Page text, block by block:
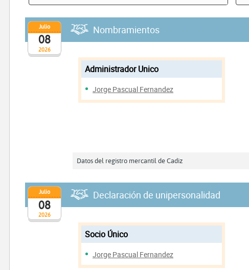
2026
Julio
08
Nombramientos
Administrador Unico
Jorge Pascual Fernandez
Datos del registro mercantil de Cadiz
2026
Julio
08
Declaración de unipersonalidad
Socio Único
Jorge Pascual Fernandez